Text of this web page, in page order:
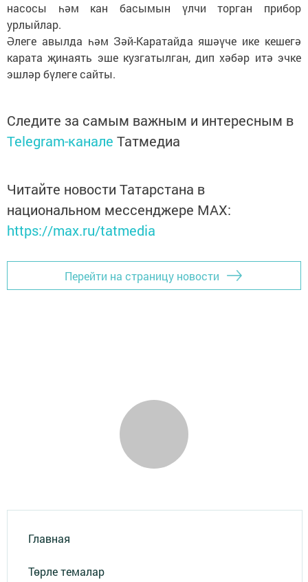
насосы һәм кан басымын үлчи торган прибор
урлыйлар.
Әлеге авылда һәм Зәй-Каратайда яшәүче ике кешегә
карата җинаять эше кузгатылган, дип хәбәр итә эчке
эшләр бүлеге сайты.
Следите за самым важным и интересным в
Telegram-канале Татмедиа
Читайте новости Татарстана в
национальном мессенджере MАХ:
https://max.ru/tatmedia
Перейти на страницу новости
Главная
Төрле темалар